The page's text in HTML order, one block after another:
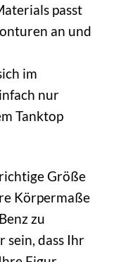
passt
an und
im
nur
Tanktop
Größe
Körpermaße
zu
sein, dass Ihr